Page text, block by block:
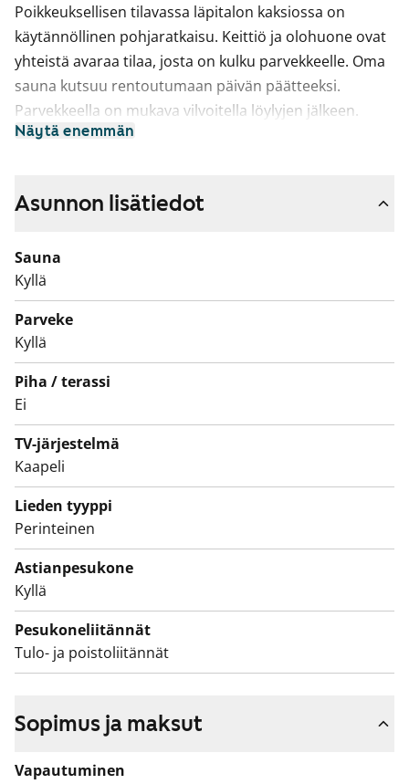
Poikkeuksellisen tilavassa läpitalon kaksiossa on
käytännöllinen pohjaratkaisu. Keittiö ja olohuone ovat
yhteistä avaraa tilaa, josta on kulku parvekkeelle. Oma
sauna kutsuu rentoutumaan päivän päätteeksi.
Parvekkeella on mukava vilvoitella löylyjen jälkeen.
Ruokapöydän saat luontevasti sijoitettua keittiön
Kylpyhuoneessa on liitännät pyykinpesukoneelle.
Kodissa on myös erillinen kätevä pikku wc.
Tule käymään paikan päällä ja katso, sopisiko tämä
vuokrakoti sinulle.
Hissi ainoastaan portaissa A ja B.
Tämä on valtion tukema Varke-asunto (entinen ARA),
jossa asukasvalinta perustuu asunnon tarpeen
kiireellisyyteen, hakijoiden tuloihin ja varallisuuteen,
sekä asunnon tarpeen syyhyn.
Näytä enemmän
Asunnon lisätiedot
Sauna
Kyllä
Parveke
Kyllä
Piha / terassi
Ei
TV-järjestelmä
Kaapeli
Lieden tyyppi
Perinteinen
Astianpesukone
Kyllä
Pesukoneliitännät
Tulo- ja poistoliitännät
Sopimus ja maksut
Vapautuminen